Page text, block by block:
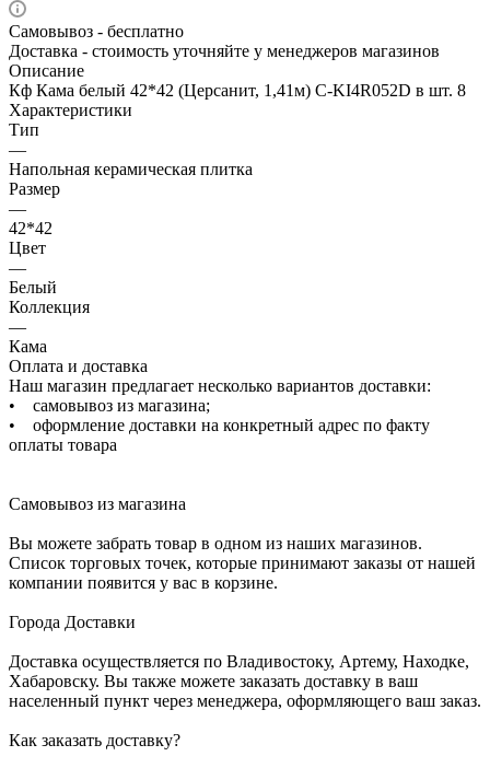
Самовывоз - бесплатно
Доставка - стоимость уточняйте у менеджеров магазинов
Описание
Кф Кама белый 42*42 (Церсанит, 1,41м) С-KI4R052D в шт. 8
Характеристики
Тип
—
Напольная керамическая плитка
Размер
—
42*42
Цвет
—
Белый
Коллекция
—
Кама
Оплата и доставка
Наш магазин предлагает несколько вариантов доставки:
• самовывоз из магазина;
• оформление доставки на конкретный адрес по факту
оплаты товара
Самовывоз из магазина
Вы можете забрать товар в одном из наших магазинов.
Список торговых точек, которые принимают заказы от нашей
компании появится у вас в корзине.
Города Доставки
Доставка осуществляется по Владивостоку, Артему, Находке,
Хабаровску. Вы также можете заказать доставку в ваш
населенный пункт через менеджера, оформляющего ваш заказ.
Как заказать доставку?